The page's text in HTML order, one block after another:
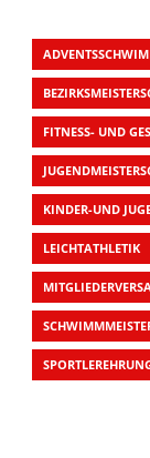
FITNESS- UND
KINDER-UND
LEICHTATHLETIK